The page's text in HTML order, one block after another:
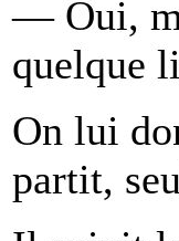
— Oui,
quelque
On lui
partit,